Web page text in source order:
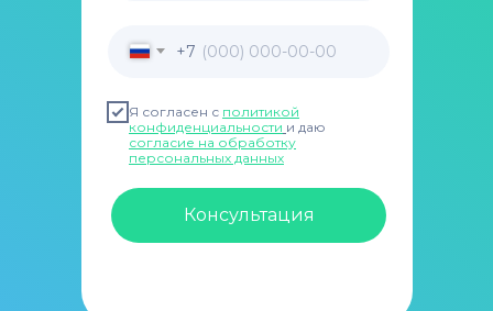
+7
Я согласен с политикой
конфиденциальности и даю
согласие на обработку
персональных данных
Консультация